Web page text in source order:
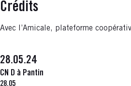
Crédits
Avec l’Amicale, plateforme
28.05.24
CN D à Pantin
28.05